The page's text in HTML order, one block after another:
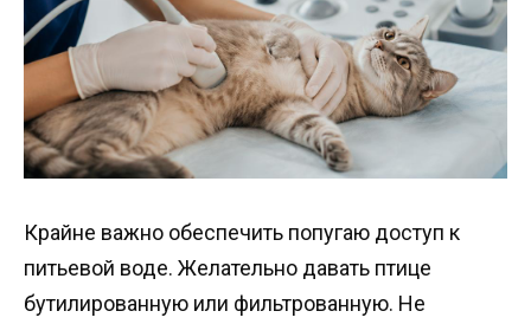
Крайне важно обеспечить попугаю доступ к
питьевой воде. Желательно давать птице
бутилированную или фильтрованную. Не